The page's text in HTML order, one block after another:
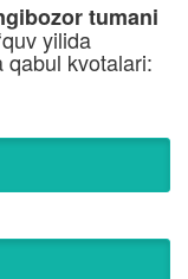
tumani
yilida
qabul kvotalari: